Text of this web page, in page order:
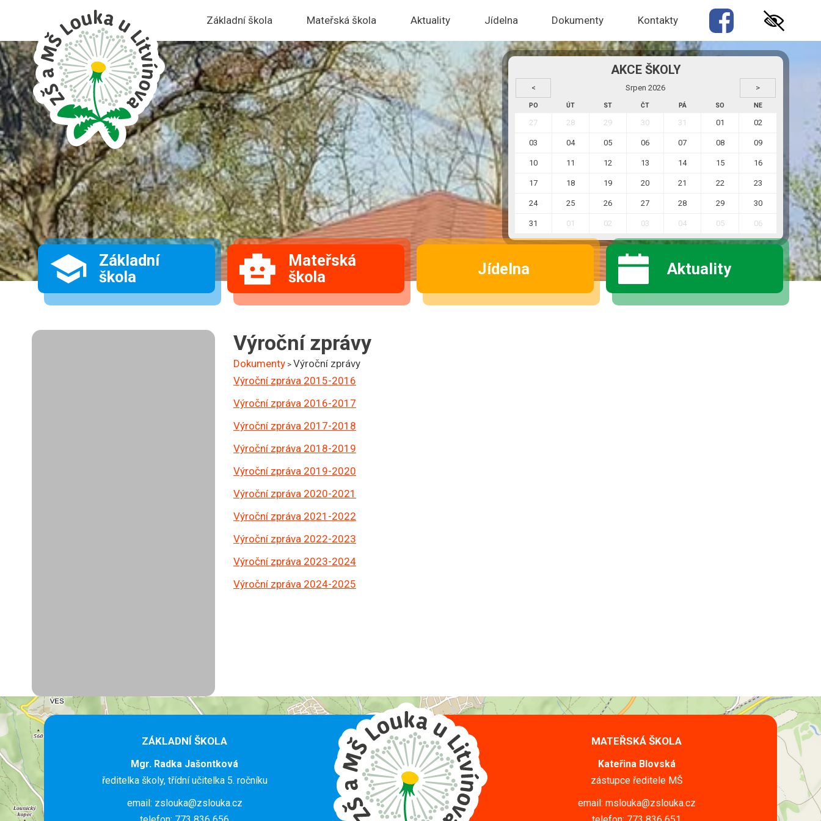
Základní škola Mateřská škola Aktuality Jídelna Dokumenty Kontakty
< Srpen 2026 >
PO ÚT ST ČT PÁ SO NE
27 28 29 30 31 01 02
03 04 05 06 07 08 09
10 11 12 13 14 15 16
17 18 19 20 21 22 23
24 25 26 27 28 29 30
31 01 02 03 04 05 06
Základní
škola
Mateřská
škola
Jídelna Aktuality
Výroční zprávy
Dokumenty >Výroční zprávy
Výroční zpráva 2015-2016
Výroční zpráva 2016-2017
Výroční zpráva 2017-2018
Výroční zpráva 2018-2019
Výroční zpráva 2019-2020
Výroční zpráva 2020-2021
Výroční zpráva 2021-2022
Výroční zpráva 2022-2023
Výroční zpráva 2023-2024
Výroční zpráva 2024-2025
ZÁKLADNÍ ŠKOLA
Mgr. Radka Jašontková
ředitelka školy, třídní učitelka 5. ročníku
email: zslouka@zslouka.cz
MATEŘSKÁ ŠKOLA
Kateřina Blovská
zástupce ředitele MŠ
email: mslouka@zslouka.cz